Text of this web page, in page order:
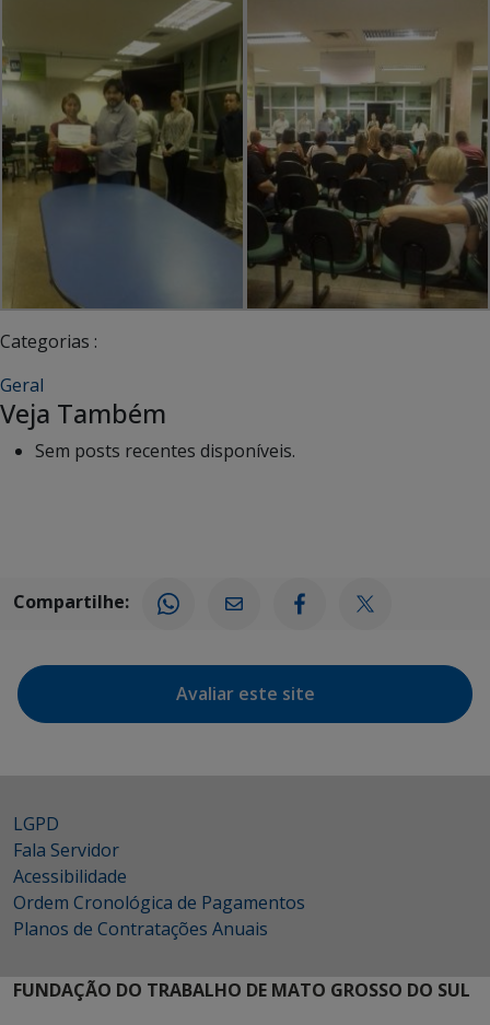
Categorias :
Geral
Veja Também
Sem posts recentes disponíveis.
Compartilhe:
Avaliar este site
LGPD
Fala Servidor
Acessibilidade
Ordem Cronológica de Pagamentos
Planos de Contratações Anuais
FUNDAÇÃO DO TRABALHO DE MATO GROSSO DO SUL